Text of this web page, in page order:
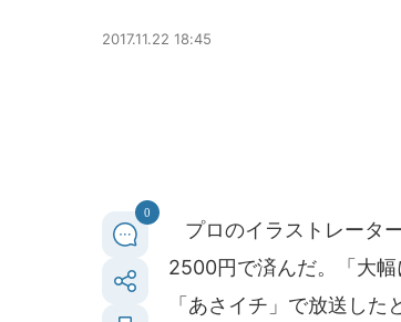
2017.11.22 18:45
0
プロのイラストレータ
2500円で済んだ。「大
「あさイチ」で放送し